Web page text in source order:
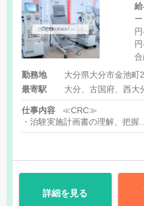
合
※
勤務地
大分県大分市金池町
最寄駅
大分、古国府、西大
仕事内容
≪CRC≫
・治験実施計画書の理解、把握
詳細を見る